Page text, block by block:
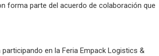
forma parte del acuerdo de colaboración que
en la Feria Empack Logistics &